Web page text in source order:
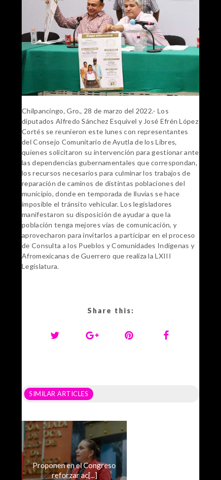
Chilpancingo, Gro., 28 de marzo del 2022.- Los
diputados Alfredo Sánchez Esquivel y José Efrén López
Cortés se reunieron este lunes con representantes
del Consejo Comunitario de Ayutla de los Libres,
quienes solicitaron su intervención para gestionar ante
las dependencias gubernamentales que correspondan,
los recursos necesarios para culminar los trabajos de
reparación de caminos de distintas poblaciones del
municipio, donde en temporada de lluvias se hace
imposible el tránsito vehicular. Los legisladores
manifestaron su disposición de ayudar a que la
población tenga mejores vías de comunicación, y
aprovecharon para invitarlos a participar en el proceso
de Consulta a los Pueblos y Comunidades Indígenas y
Afromexicanas de Guerrero que realiza la LXIII
Legislatura.
Share this:
SIMILAR ARTICLES
Proponen en el Congreso
reforzar ac[...]